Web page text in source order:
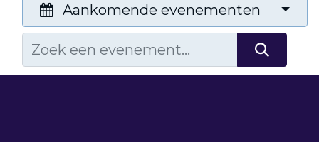
Aankomende evenementen